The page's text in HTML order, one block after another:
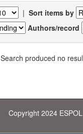
| Sort items by
Authors/record
Search produced no
Copyright 2024 ESPOL